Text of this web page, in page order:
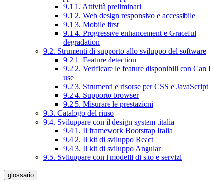
9.1.1. Attività preliminari
9.1.2. Web design responsivo e accessibile
9.1.3. Mobile first
9.1.4. Progressive enhancement e Graceful
degradation
9.2. Strumenti di supporto allo sviluppo del software
9.2.1. Feature detection
9.2.2. Verificare le feature disponibili con Can I
use
9.2.3. Strumenti e risorse per CSS e JavaScript
9.2.4. Supporto browser
9.2.5. Misurare le prestazioni
9.3. Catalogo del riuso
9.4. Sviluppare con il design system .italia
9.4.1. Il framework Bootstrap Italia
9.4.2. Il kit di sviluppo React
9.4.3. Il kit di sviluppo Angular
9.5. Sviluppare con i modelli di sito e servizi
glossario